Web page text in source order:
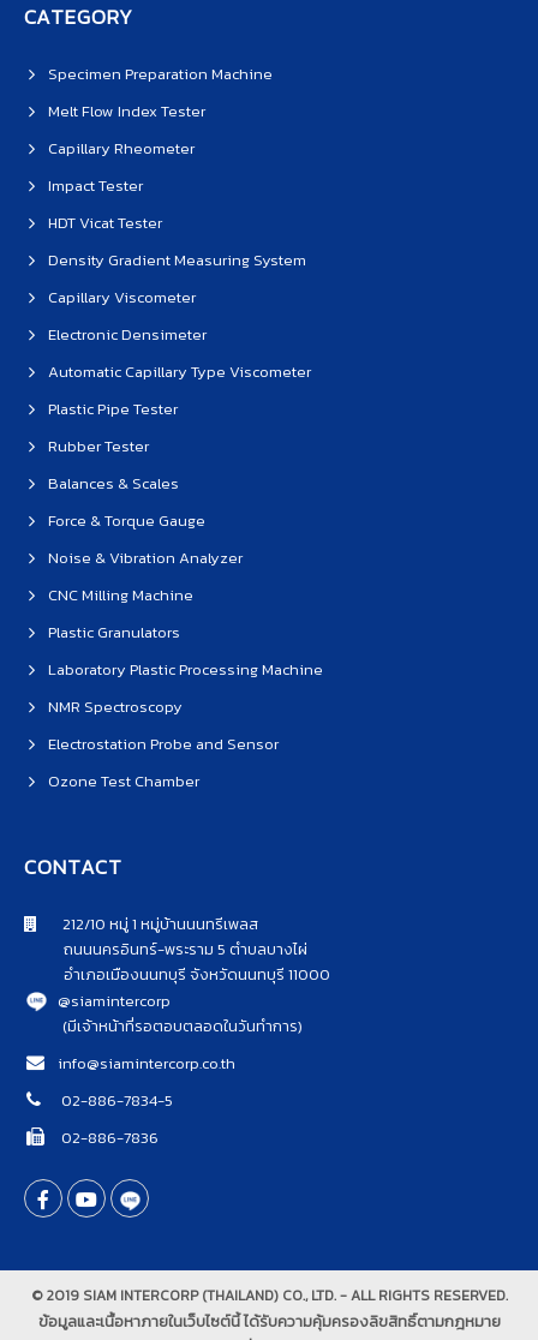
CATEGORY
Specimen Preparation Machine
Melt Flow Index Tester
Capillary Rheometer
Impact Tester
HDT Vicat Tester
Density Gradient Measuring System
Capillary Viscometer
Electronic Densimeter
Automatic Capillary Type Viscometer
Plastic Pipe Tester
Rubber Tester
Balances & Scales
Force & Torque Gauge
Noise & Vibration Analyzer
CNC Milling Machine
Plastic Granulators
Laboratory Plastic Processing Machine
NMR Spectroscopy
Electrostation Probe and Sensor
Ozone Test Chamber
CONTACT
212/10 หมู่ 1 หมู่บ้านนนทรีเพลส
ถนนนครอินทร์-พระราม 5 ตำบลบางไผ่
อำเภอเมืองนนทบุรี จังหวัดนนทบุรี 11000
@siamintercorp
(มีเจ้าหน้าที่รอตอบตลอดในวันทำการ)
info@siamintercorp.co.th
02-886-7834-5
02-886-7836
© 2019 SIAM INTERCORP (THAILAND) CO., LTD. - ALL RIGHTS RESERVED.
ข้อมูลและเนื้อหาภายในเว็บไซต์นี้ ได้รับความคุ้มครองลิขสิทธิ์ตามกฎหมาย